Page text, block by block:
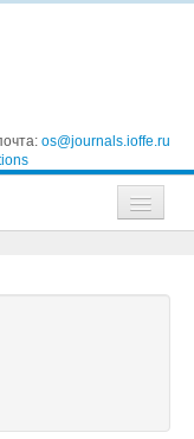
os@journals.ioffe.ru